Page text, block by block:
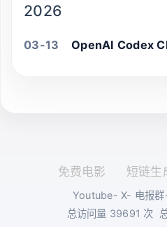
2026
03-13
免费电影 短链生
Youtube-X- 电报群
总访问量 39691 次